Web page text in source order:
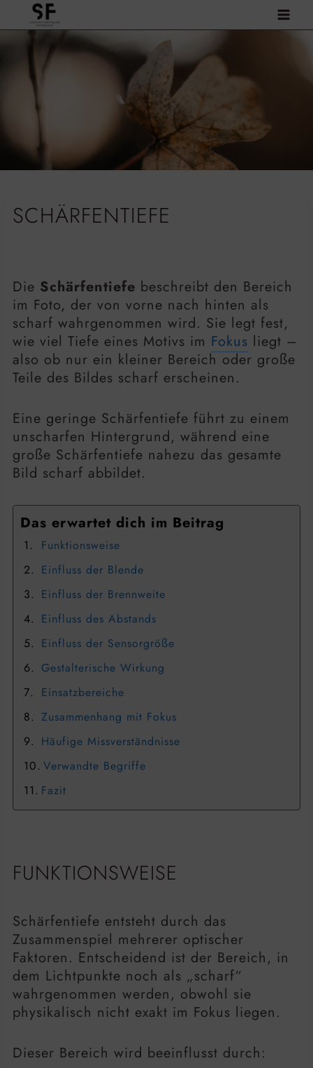
Inhalt
springen
SCHÄRFENTIEFE
Die Schärfentiefe beschreibt den Bereich
im Foto, der von vorne nach hinten als
scharf wahrgenommen wird. Sie legt fest,
wie viel Tiefe eines Motivs im Fokus liegt –
also ob nur ein kleiner Bereich oder große
Teile des Bildes scharf erscheinen.
Eine geringe Schärfentiefe führt zu einem
unscharfen Hintergrund, während eine
große Schärfentiefe nahezu das gesamte
Bild scharf abbildet.
Das erwartet dich im Beitrag
Funktionsweise
Einfluss der Blende
Einfluss der Brennweite
Einfluss des Abstands
Einfluss der Sensorgröße
Gestalterische Wirkung
Einsatzbereiche
Zusammenhang mit Fokus
Häufige Missverständnisse
Verwandte Begriffe
Fazit
FUNKTIONSWEISE
Schärfentiefe entsteht durch das
Zusammenspiel mehrerer optischer
Faktoren. Entscheidend ist der Bereich, in
dem Lichtpunkte noch als „scharf“
wahrgenommen werden, obwohl sie
physikalisch nicht exakt im Fokus liegen.
Dieser Bereich wird beeinflusst durch: